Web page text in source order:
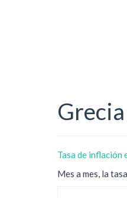
Tasa de inflación
Mes a mes, la